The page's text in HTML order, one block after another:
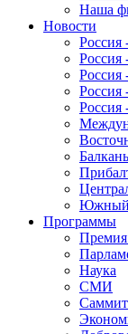
Наша
Новости
Россия
Россия
Россия
Россия
Россия
Южный
Программы
Наука
СМИ
Саммит